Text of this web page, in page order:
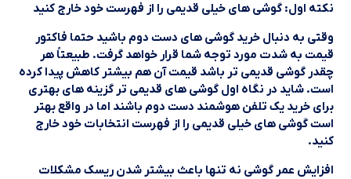
نکته اول: گوشی های خیلی قدیمی را از فهرست خود خارج کنید
وقتی به دنبال خرید گوشی های دست دوم باشید حتما فاکتور
قیمت به شدت مورد توجه شما قرار خواهد گرفت. طبیعتاً هر
چقدر گوشی قدیمی تر باشد قیمت آن هم بیشتر کاهش پیدا کرده
است. شاید در نگاه اول گوشی های قدیمی تر گزینه های بهتری
برای خرید یک تلفن هوشمند دست دوم باشند اما در واقع بهتر
است گوشی های خیلی قدیمی را از فهرست انتخابات خود خارج
کنید.
افزایش عمر گوشی نه تنها باعث بیشتر شدن ریسک مشکلات